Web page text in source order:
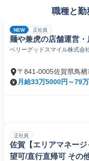
職種と勤
NEW 正社員
麺や兼虎の店舗運営
ベリーグッドスマイル株式会
〒841-0005佐賀県鳥栖
月給33万5000円～79
正社員
佐賀【エリアマネー
望可/直行直帰可 その